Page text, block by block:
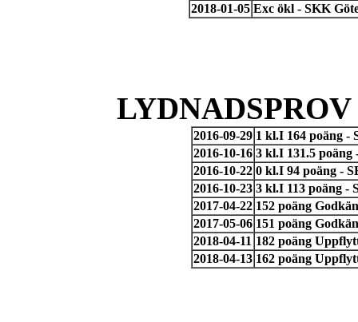
2018-01-05 Exc ökl - SKK
2016-09-29 1 kl.I 164 poäng -
2016-10-16 3 kl.I 131.5 poäng
2016-10-22 0 kl.I 94 poäng -
2016-10-23 3 kl.I 113 poäng -
2017-04-22 152 poäng
2017-05-06 151 poäng
2018-04-11 182 poäng
2018-04-13 162 poäng